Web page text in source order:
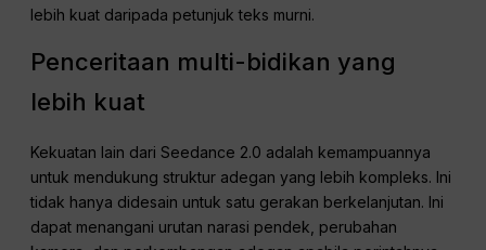
lebih kuat daripada petunjuk teks murni.
Penceritaan multi-bidikan yang
lebih kuat
Kekuatan lain dari Seedance 2.0 adalah kemampuannya
untuk mendukung struktur adegan yang lebih kompleks. Ini
tidak hanya didesain untuk satu gerakan berkelanjutan. Ini
dapat menangani urutan narasi pendek, perubahan